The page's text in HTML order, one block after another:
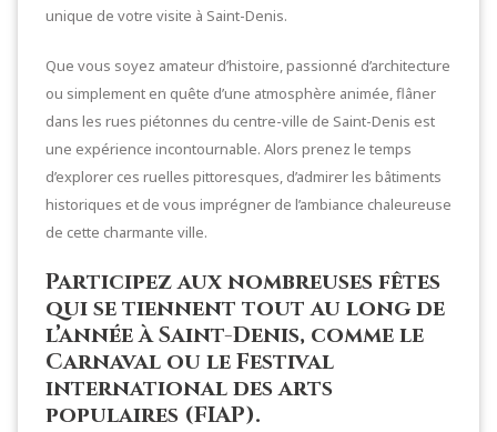
unique de votre visite à Saint-Denis.
Que vous soyez amateur d’histoire, passionné d’architecture
ou simplement en quête d’une atmosphère animée, flâner
dans les rues piétonnes du centre-ville de Saint-Denis est
une expérience incontournable. Alors prenez le temps
d’explorer ces ruelles pittoresques, d’admirer les bâtiments
historiques et de vous imprégner de l’ambiance chaleureuse
de cette charmante ville.
Participez aux nombreuses fêtes
qui se tiennent tout au long de
l’année à Saint-Denis, comme le
Carnaval ou le Festival
international des arts
populaires (FIAP).